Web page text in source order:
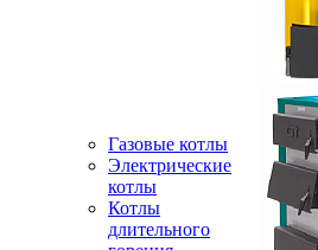
Газовые котлы
Электрические
котлы
Котлы
длительного